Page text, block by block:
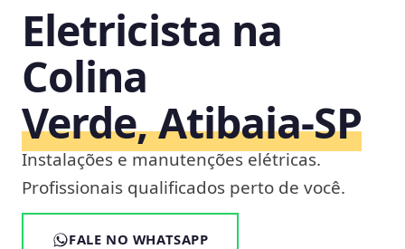
Eletricista na
Colina
Verde, Atibaia‑SP
Instalações e manutenções elétricas.
Profissionais qualificados perto de você.
FALE NO WHATSAPP